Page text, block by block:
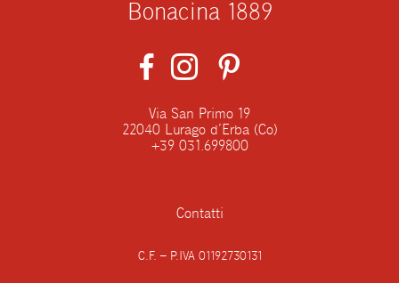
Bonacina 1889
Via San Primo 19
22040 Lurago d’Erba (Co)
+39 031.699800
Contatti
C.F. – P.IVA 01192730131